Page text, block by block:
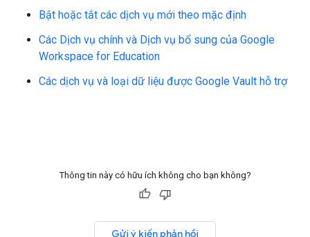
Bật hoặc tắt các dịch vụ mới theo mặc định
Các Dịch vụ chính và Dịch vụ bổ sung của Google
Workspace for Education
Các dịch vụ và loại dữ liệu được Google Vault hỗ trợ
Thông tin này có hữu ích không cho bạn không?
Gửi ý kiến phản hồi